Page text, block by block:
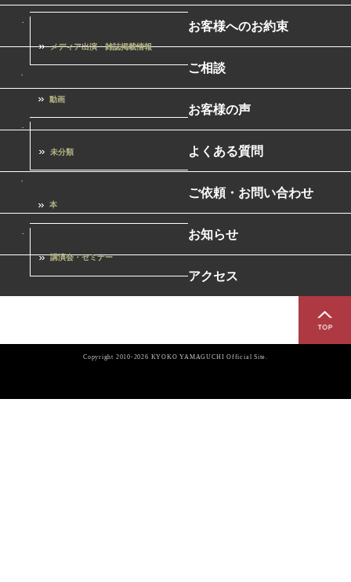
メディア出演・雑誌掲載情報
動画
未分類
本
講演会・セミナー
お客様へのお約束
ご相談
お客様の声
よくある質問
ご依頼・お問い合わせ
お知らせ
アクセス
Copyright 2010-2026 KYOKO YAMAGUCHI Official Site.